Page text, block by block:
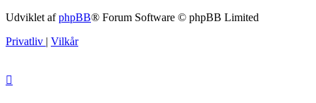
Udviklet afphpBB® Forum Software © phpBB Limited
Privatliv | Vilkår